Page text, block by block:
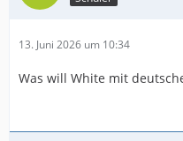
13. Juni 2026 um 10:34
Was will White mit